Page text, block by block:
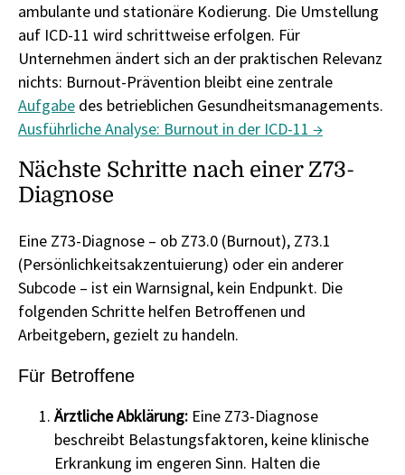
ambulante und stationäre Kodierung. Die Umstellung
auf ICD-11 wird schrittweise erfolgen. Für
Unternehmen ändert sich an der praktischen Relevanz
nichts: Burnout-Prävention bleibt eine zentrale
Aufgabe des betrieblichen Gesundheitsmanagements.
Ausführliche Analyse: Burnout in der ICD-11 →
Nächste Schritte nach einer Z73-
Diagnose
Eine Z73-Diagnose – ob Z73.0 (Burnout), Z73.1
(Persönlichkeitsakzentuierung) oder ein anderer
Subcode – ist ein Warnsignal, kein Endpunkt. Die
folgenden Schritte helfen Betroffenen und
Arbeitgebern, gezielt zu handeln.
Für Betroffene
Ärztliche Abklärung: Eine Z73-Diagnose
beschreibt Belastungsfaktoren, keine klinische
Erkrankung im engeren Sinn. Halten die